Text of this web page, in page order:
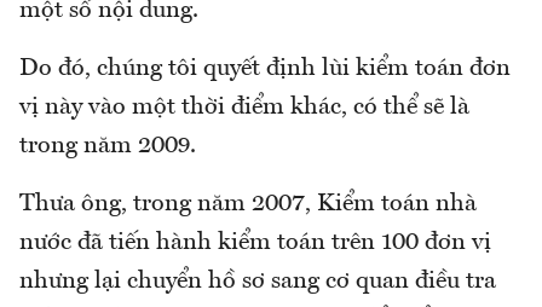
một số nội dung.
Do đó, chúng tôi quyết định lùi kiểm toán đơn
vị này vào một thời điểm khác, có thể sẽ là
trong năm 2009.
Thưa ông, trong năm 2007, Kiểm toán nhà
nước đã tiến hành kiểm toán trên 100 đơn vị
nhưng lại chuyển hồ sơ sang cơ quan điều tra